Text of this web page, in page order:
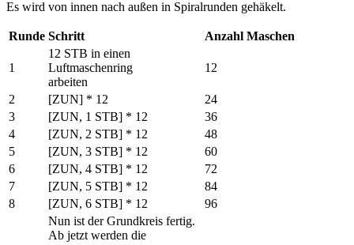
Es wird von innen nach außen in Spiralrunden gehäkelt.
Runde Schritt Anzahl Maschen
1
12 STB in einen
Luftmaschenring
arbeiten
12
2 [ZUN] * 12
24
3
[ZUN, 1 STB] * 12
36
4
[ZUN, 2 STB] * 12
48
5
[ZUN, 3 STB] * 12
60
6
[ZUN, 4 STB] * 12
72
7
[ZUN, 5 STB] * 12
84
8
[ZUN, 6 STB] * 12
96
Nun ist der Grundkreis fertig.
Ab jetzt werden die